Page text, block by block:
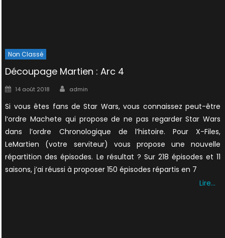
Non Classé
Découpage Martien : Arc 4
Posted
14 août 2018 Author
admin
Si vous êtes fans de Star Wars, vous connaissez peut-être
l‘ordre Machete qui propose de ne pas regarder Star Wars
dans l’ordre Chronologique de l’histoire. Pour X-Files,
LeMartien (votre serviteur) vous propose une nouvelle
répartition des épisodes. Le résultat ? Sur 218 épisodes et 11
saisons, j’ai réussi à proposer 150 épisodes répartis en 7
Lire…